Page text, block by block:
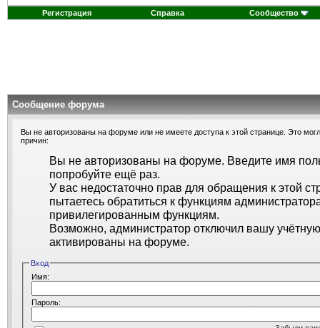
Регистрация Справка Сообщество
Сообщение форума
Вы не авторизованы на форуме или не имеете доступа к этой странице. Это
причин:
Вы не авторизованы на форуме. Введите имя
попробуйте ещё раз.
У вас недостаточно прав для обращения к этой
пытаетесь обратиться к функциям
привилегированным функциям.
Возможно, администратор отключил вашу
активированы на форуме.
Вход
Имя:
Пароль: